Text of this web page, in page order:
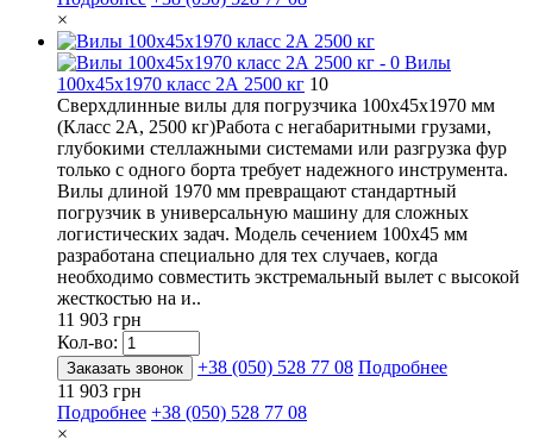
×
Вилы
100х45х1970 класс 2А 2500 кг 10
Сверхдлинные вилы для погрузчика 100х45х1970 мм
(Класс 2А, 2500 кг)Работа с негабаритными грузами,
глубокими стеллажными системами или разгрузка фур
только с одного борта требует надежного инструмента.
Вилы длиной 1970 мм превращают стандартный
погрузчик в универсальную машину для сложных
логистических задач. Модель сечением 100х45 мм
разработана специально для тех случаев, когда
необходимо совместить экстремальный вылет с высокой
жесткостью на и..
11 903 грн
Кол-во:
Заказать звонок +38 (050) 528 77 08 Подробнее
11 903 грн
Подробнее +38 (050) 528 77 08
×